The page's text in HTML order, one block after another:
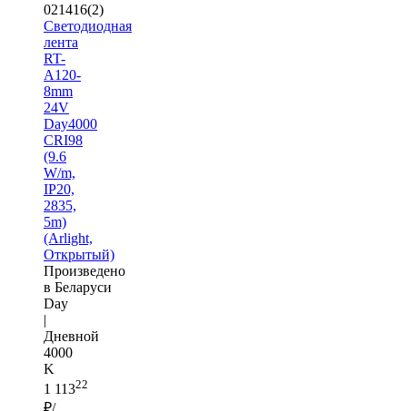
021416(2)
Светодиодная
лента
RT-
A120-
8mm
24V
Day4000
CRI98
(9.6
W/m,
IP20,
2835,
5m)
(Arlight,
Открытый)
Произведено
в Беларуси
Day
|
Дневной
4000
K
1 11322